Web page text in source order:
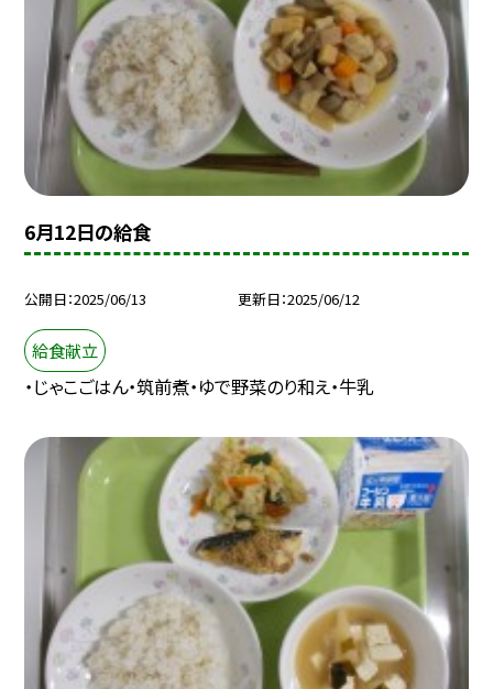
6月12日の給食
公開日 2025/06/13 更新日 2025/06/12
給食献立
・じゃこごはん・筑前煮・ゆで野菜のり和え・牛乳